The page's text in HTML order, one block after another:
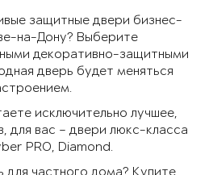
защитные двери бизнес-
на-Дону? Выберите
декоративно-защитными
дверь будет меняться
исключительно лучшее,
для вас – двери люкс-класса
PRO, Diamond.
для частного дома? Купите